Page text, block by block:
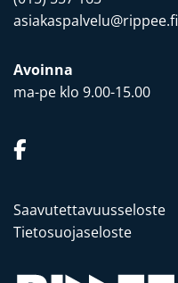
asiakaspalvelu@rippee.fi
Avoinna
ma-pe klo 9.00-15.00
Saavutettavuusseloste
Tietosuojaseloste